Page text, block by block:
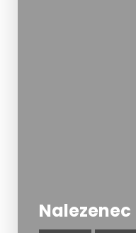
Nalezenec